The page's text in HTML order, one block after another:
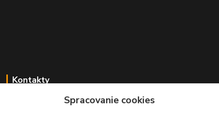
Kontakty
+421 2 529 67 411Spracovanie cookies